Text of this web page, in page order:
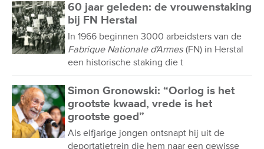
60 jaar geleden: de vrouwenstaking
bij FN Herstal
In 1966 beginnen 3000 arbeidsters van de
Fabrique Nationale d'Armes (FN) in Herstal
een historische staking die t
Simon Gronowski: “Oorlog is het
grootste kwaad, vrede is het
grootste goed”
Als elfjarige jongen ontsnapt hij uit de
deportatietrein die hem naar een gewisse